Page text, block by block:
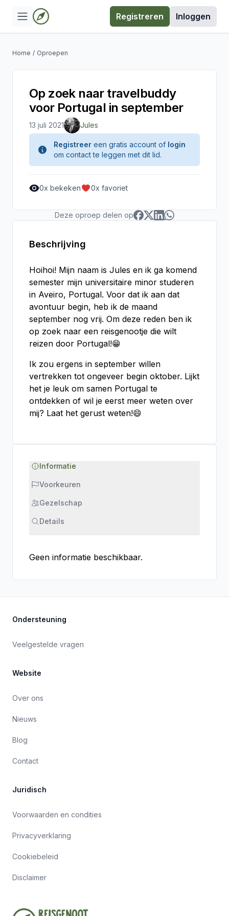
Registreren Inloggen
Home / Oproepen
Op zoek naar travelbuddy
voor Portugal in september
13 juli 2021 Jules
Registreer een gratis account of login
om contact te leggen met dit lid.
0x bekeken 0x favoriet
Deze oproep delen op
Beschrijving
Hoihoi! Mijn naam is Jules en ik ga komend
semester mijn universitaire minor studeren
in Aveiro, Portugal. Voor dat ik aan dat
avontuur begin, heb ik de maand
september nog vrij. Om deze reden ben ik
op zoek naar een reisgenootje die wilt
reizen door Portugal!😁
Ik zou ergens in september willen
vertrekken tot ongeveer begin oktober. Lijkt
het je leuk om samen Portugal te
ontdekken of wil je eerst meer weten over
mij? Laat het gerust weten!😄
Informatie
Voorkeuren
Gezelschap
Details
Geen informatie beschikbaar.
Ondersteuning
Veelgestelde vragen
Website
Over ons
Nieuws
Blog
Contact
Juridisch
Voorwaarden en condities
Privacyverklaring
Cookiebeleid
Disclaimer